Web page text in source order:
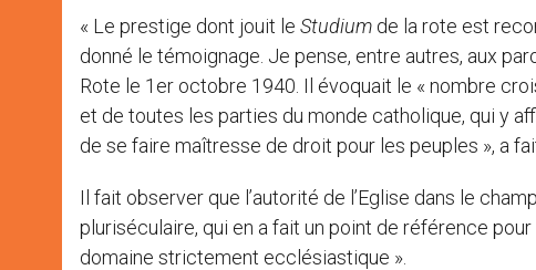
« Le prestige dont jouit le Studium de la rote est
donné le témoignage. Je pense, entre autres, aux
Rote le 1er octobre 1940. Il évoquait le « nombre
et de toutes les parties du monde catholique, qui y
de se faire maîtresse de droit pour les peuples », a
Il fait observer que l’autorité de l’Eglise dans le
pluriséculaire, qui en a fait un point de référence
domaine strictement ecclésiastique ».